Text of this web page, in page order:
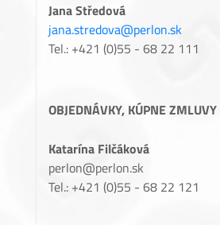
Jana Středová
jana.stredova@perlon.sk
Tel.: +421 (0)55 - 68 22 111
OBJEDNÁVKY, KÚPNE ZMLUVY
Katarína Filčáková
perlon@perlon.sk
Tel.: +421 (0)55 - 68 22 121